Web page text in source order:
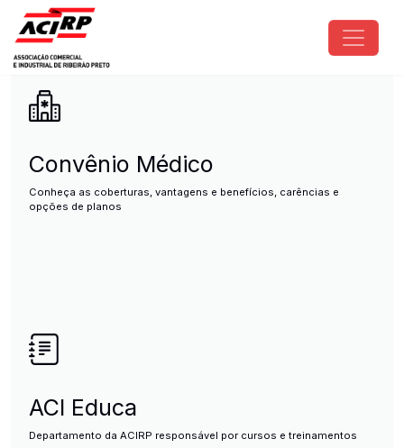
Pular para o conteúdo principal
ACIRP - Associação Comercial
Convênio Médico
Conheça as coberturas, vantagens e benefícios, carências e
opções de planos
ACI Educa
Departamento da ACIRP responsável por cursos e treinamentos